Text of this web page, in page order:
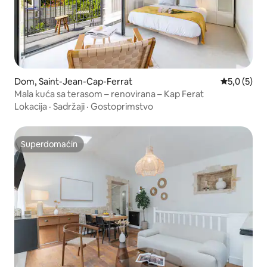
Dom, Saint-Jean-Cap-Ferrat Prosečna
5,0 (5)
Mala kuća sa terasom – renovirana – Kap Ferat
Lokacija · Sadržaji · Gostoprimstvo
Superdomaćin
Superdomaćin